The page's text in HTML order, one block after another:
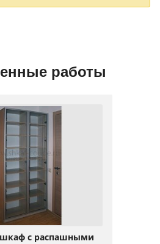
работы
с распашными